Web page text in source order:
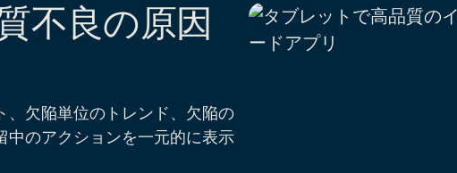
不良の原因
、欠陥単位のトレンド、欠陥の
中のアクションを一元的に表示